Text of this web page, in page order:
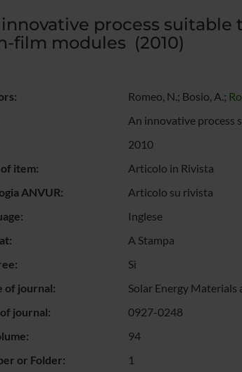
process suitable
film modules (2010)
Romeo, N.; Bosio, A.;
An innovative process
2010
item:
Articolo in Rivista
ANVUR:
Articolo su rivista
Inglese
A Stampa
Sì
of journal:
Solar Energy Materials
journal:
0927-0248
94
or Folder:
1